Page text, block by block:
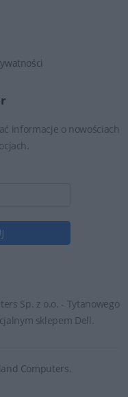
informacje o nowościach
Sp. z o.o. - Tytanowego
sklepem Dell.
Computers.